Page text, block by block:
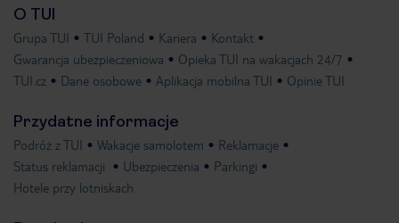
O TUI
Grupa TUI TUI Poland Kariera
Kontakt
Gwarancja ubezpieczeniowa
Opieka TUI na wakacjach 24/7
TUI.cz
Dane osobowe Aplikacja mobilna TUI Opinie TUI
Przydatne informacje
Podróż z TUI Wakacje samolotem
Reklamacje
Status reklamacji
Ubezpieczenia
Parkingi
Hotele przy lotniskach